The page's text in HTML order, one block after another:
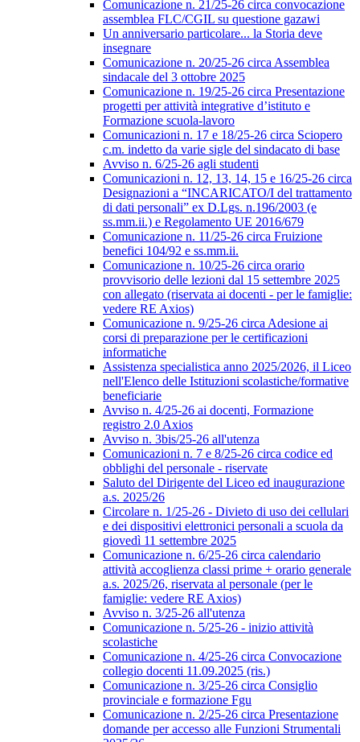
Comunicazione n. 21/25-26 circa convocazione
assemblea FLC/CGIL su questione gazawi
Un anniversario particolare... la Storia deve
insegnare
Comunicazione n. 20/25-26 circa Assemblea
sindacale del 3 ottobre 2025
Comunicazione n. 19/25-26 circa Presentazione
progetti per attività integrative d’istituto e
Formazione scuola-lavoro
Comunicazioni n. 17 e 18/25-26 circa Sciopero
c.m. indetto da varie sigle del sindacato di base
Avviso n. 6/25-26 agli studenti
Comunicazioni n. 12, 13, 14, 15 e 16/25-26 circa
Designazioni a “INCARICATO/I del trattamento
di dati personali” ex D.Lgs. n.196/2003 (e
ss.mm.ii.) e Regolamento UE 2016/679
Comunicazione n. 11/25-26 circa Fruizione
benefici 104/92 e ss.mm.ii.
Comunicazione n. 10/25-26 circa orario
provvisorio delle lezioni dal 15 settembre 2025
con allegato (riservata ai docenti - per le famiglie:
vedere RE Axios)
Comunicazione n. 9/25-26 circa Adesione ai
corsi di preparazione per le certificazioni
informatiche
Assistenza specialistica anno 2025/2026, il Liceo
nell'Elenco delle Istituzioni scolastiche/formative
beneficiarie
Avviso n. 4/25-26 ai docenti, Formazione
registro 2.0 Axios
Avviso n. 3bis/25-26 all'utenza
Comunicazioni n. 7 e 8/25-26 circa codice ed
obblighi del personale - riservate
Saluto del Dirigente del Liceo ed inaugurazione
a.s. 2025/26
Circolare n. 1/25-26 - Divieto di uso dei cellulari
e dei dispositivi elettronici personali a scuola da
giovedì 11 settembre 2025
Comunicazione n. 6/25-26 circa calendario
attività accoglienza classi prime + orario generale
a.s. 2025/26, riservata al personale (per le
famiglie: vedere RE Axios)
Avviso n. 3/25-26 all'utenza
Comunicazione n. 5/25-26 - inizio attività
scolastiche
Comunicazione n. 4/25-26 circa Convocazione
collegio docenti 11.09.2025 (ris.)
Comunicazione n. 3/25-26 circa Consiglio
provinciale e formazione Fgu
Comunicazione n. 2/25-26 circa Presentazione
domande per accesso alle Funzioni Strumentali